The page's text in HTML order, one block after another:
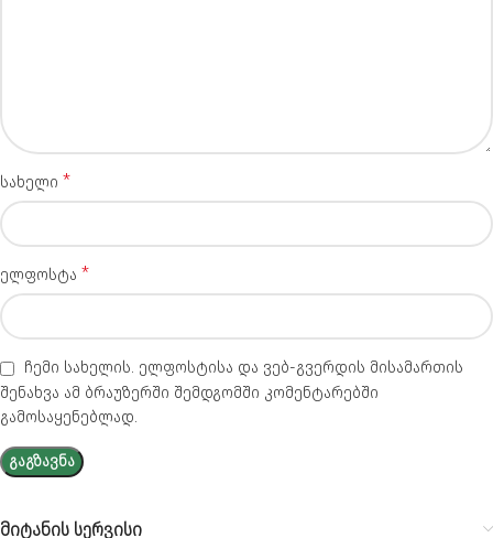
სახელი *
ელფოსტა *
ჩემი სახელის. ელფოსტისა და ვებ-გვერდის მისამართის
შენახვა ამ ბრაუზერში შემდგომში კომენტარებში
გამოსაყენებლად.
მიტანის სერვისი